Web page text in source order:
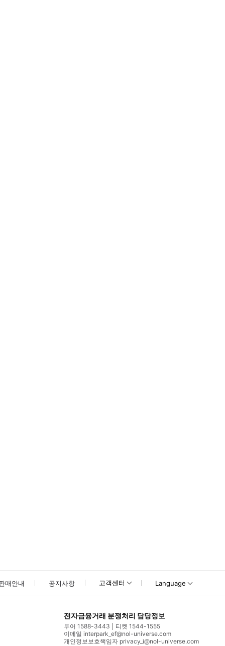
매안내 공지사항 고객센터 Language
전자금융거래 분쟁처리 담당정보
투어 1588-3443
티켓 1544-1555
이메일 interpark_ef@nol-universe.com
개인정보보호책임자 privacy_i@nol-universe.com